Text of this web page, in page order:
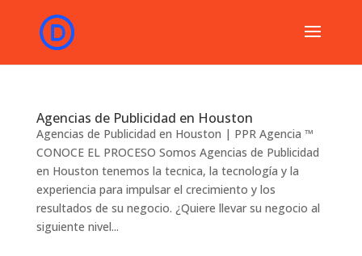
Agencias de Publicidad en Houston
Agencias de Publicidad en Houston | PPR Agencia ™
CONOCE EL PROCESO Somos Agencias de Publicidad
en Houston tenemos la tecnica, la tecnología y la
experiencia para impulsar el crecimiento y los
resultados de su negocio. ¿Quiere llevar su negocio al
siguiente nivel...